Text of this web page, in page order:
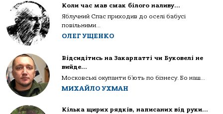
Коли час мав смак білого наливу…
Яблучний Спас приходив до оселі бабусі
повільними...
ОЛЕГ УЩЕНКО
Відсидітись на Закарпатті чи Буковелі не
вийде…
Московські окупанти б’ють по бізнесу. Бо наш...
МИХАЙЛО УХМАН
Кілька щирих рядків, написаних від руки…